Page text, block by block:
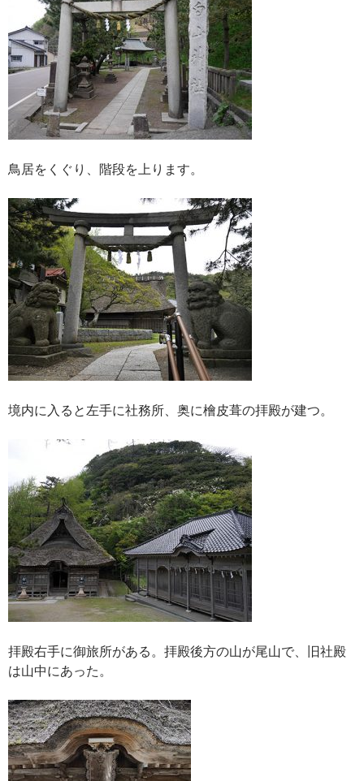
鳥居をくぐり、階段を上ります。
境内に入ると左手に社務所、奥に檜皮葺の拝殿が建つ。
拝殿右手に御旅所がある。拝殿後方の山が尾山で、旧社殿
は山中にあった。